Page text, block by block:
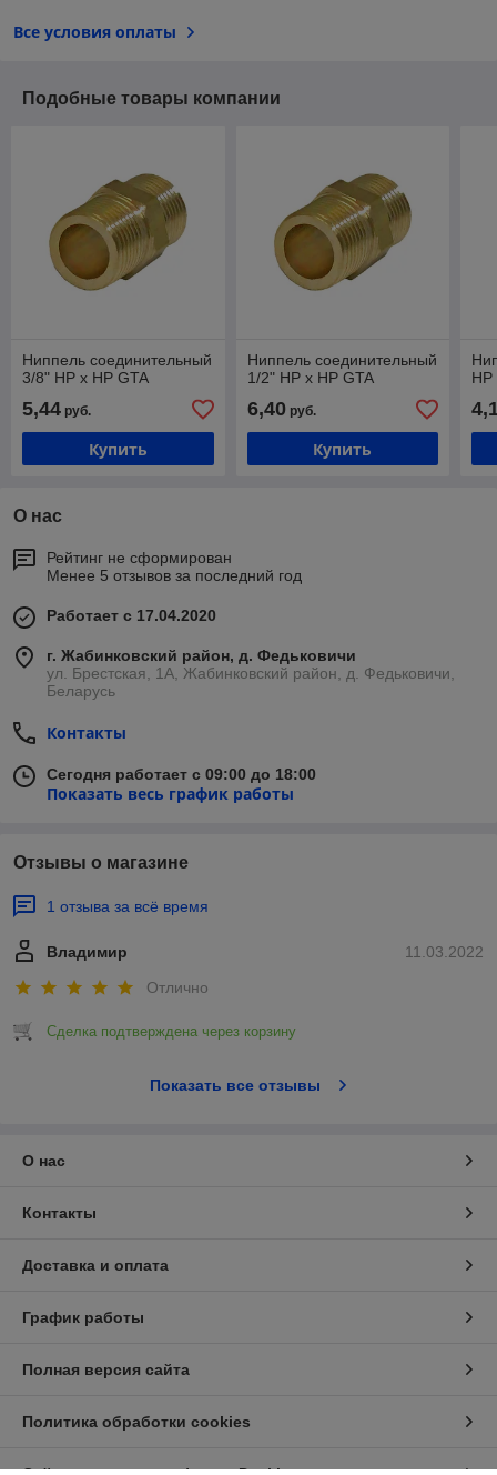
Все условия оплаты
Подобные товары компании
Ниппель соединительный
3/8" НР х НР GTA
5,44 руб.
Купить
Ниппель соединительный
1/2" НР х НР GTA
6,40руб.
Купить
НР
О нас
Рейтинг не сформирован
Менее 5 отзывов за последний год
Работает с 17.04.2020
г. Жабинковский район, д. Федьковичи
ул. Брестская, 1А, Жабинковский район, д. Федьковичи,
Беларусь
Контакты
Сегодня работает с 09:00 до 18:00
Показать весь график работы
Отзывы о магазине
1 отзыва за всё время
11.03.2022
Владимир
Отлично
Сделка подтверждена через корзину
Показать все отзывы
О нас
Контакты
Доставка и оплата
График работы
Полная версия сайта
Политика обработки cookies